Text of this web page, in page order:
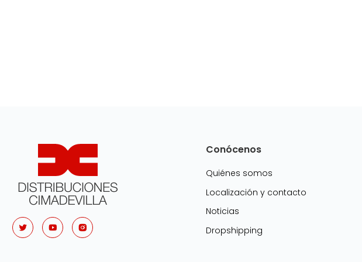
Conócenos
Quiénes somos
Localización y contacto
Noticias
Dropshipping